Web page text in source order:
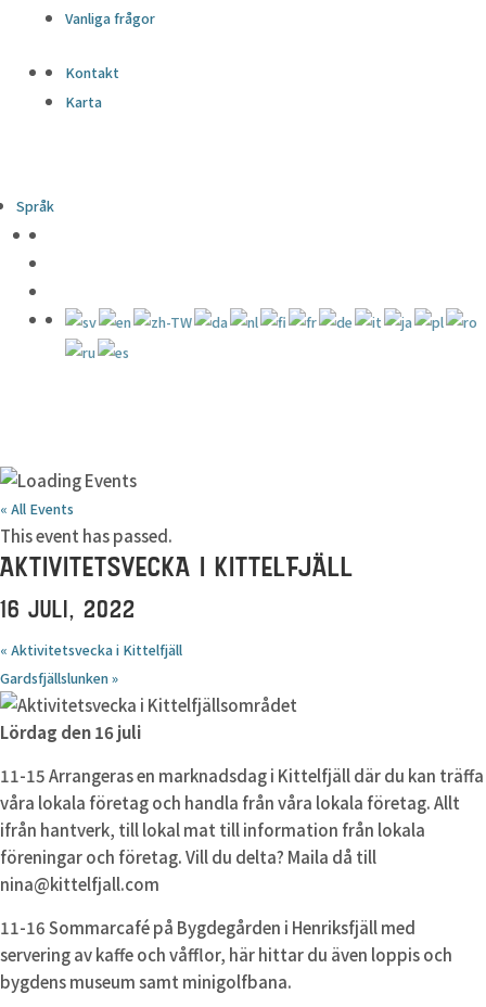
Vanliga frågor
Kontakt
Karta
Språk
« All Events
This event has passed.
AKTIVITETSVECKA I KITTELFJÄLL
16 JULI, 2022
« Aktivitetsvecka i Kittelfjäll
Gardsfjällslunken»
Lördag den 16 juli
11-15 Arrangeras en marknadsdag i Kittelfjäll där du kan träffa
våra lokala företag och handla från våra lokala företag. Allt
ifrån hantverk, till lokal mat till information från lokala
föreningar och företag. Vill du delta? Maila då till
nina@kittelfjall.com
11-16 Sommarcafé på Bygdegården i Henriksfjäll med
servering av kaffe och våfflor, här hittar du även loppis och
bygdens museum samt minigolfbana.